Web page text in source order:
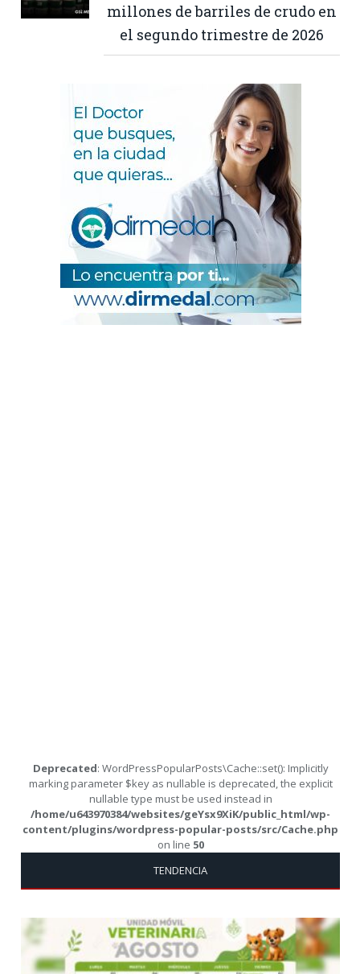
millones de barriles de crudo en
el segundo trimestre de 2026
Deprecated: WordPressPopularPosts\Cache::set(): Implicitly
marking parameter $key as nullable is deprecated, the explicit
nullable type must be used instead in
/home/u643970384/websites/geYsx9XiK/public_html/wp-
content/plugins/wordpress-popular-posts/src/Cache.php
on line 50
TENDENCIA